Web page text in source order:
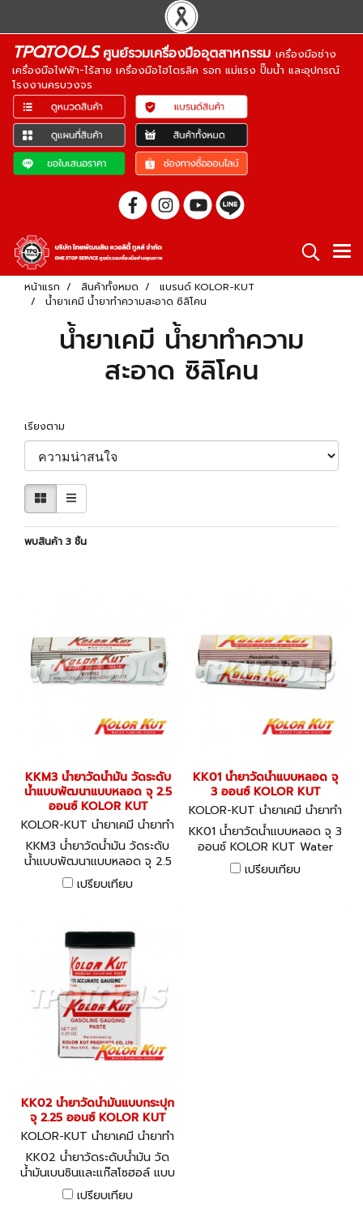
TPQTOOLSศูนย์รวมเครื่องมืออุตสาหกรรม เครื่องมือช่าง
เครื่องมือไฟฟ้า-ไร้สาย เครื่องมือไฮโดรลิค รอก แม่แรง ปั๊มน้ำ และอุปกรณ์
โรงงานครบวงจร
หน้าแรก สินค้าทั้งหมด
แบรนด์ KOLOR-KUT
น้ำยาเคมี น้ำยาทำความสะอาด ซิลิโคน
น้ำยาเคมี น้ำยาทำความ
สะอาด ซิลิโคน
เรียงตาม
พบสินค้า 3 ชิ้น
KKM3 น้ำยาวัดน้ำมัน วัดระดับ
น้ำแบบพัฒนาแบบหลอด จุ 2.5
ออนซ์ KOLOR KUT
KOLOR-KUT น้ำยาเคมี น้ำยาทำ
ความสะอาด ซิลิโคน KKM3
KKM3 น้ำยาวัดน้ำมัน วัดระดับ
น้ำแบบพัฒนาแบบหลอด จุ 2.5
ออนซ์ KOLOR KUT
เปรียบเทียบ
KK01 น้ำยาวัดน้ำแบบหลอด จุ
3 ออนซ์ KOLOR KUT
KOLOR-KUT น้ำยาเคมี น้ำยาทำ
ความสะอาด ซิลิโคน KK01
KK01 น้ำยาวัดน้ำแบบหลอด จุ 3
ออนซ์ KOLOR KUT Water
Finding Paste
เปรียบเทียบ
KK02 น้ำยาวัดน้ำมันแบบกระปุก
จุ 2.25 ออนซ์ KOLOR KUT
KOLOR-KUT น้ำยาเคมี น้ำยาทำ
ความสะอาด ซิลิโคน KK02
KK02 น้ำยาวัดระดับน้ำมัน วัด
น้ำมันเบนซินและแก๊สโซฮอล์ แบบ
กระปุก จุ 2.25 ออนซ์ KOLOR
KUT Gasoline Gauging
เปรียบเทียบ